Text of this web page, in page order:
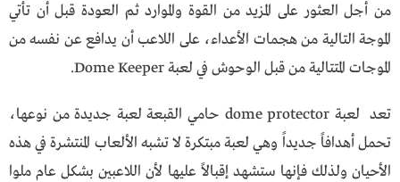
من أجل العثور على المزيد من القوة والموارد ثم العودة قبل أن تأتي
الموجة التالية من هجمات الأعداء، على اللاعب أن يدافع عن نفسه من
الموجات المتتالية من قبل الوحوش في لعبة Dome Keeper.
تعد لعبة dome protector حامي القبعة لعبة جديدة من نوعها،
تحمل أهدافاً جديداً وهي لعبة مبتكرة لا تشبه الألعاب المنتشرة في هذه
الأحيان ولذلك فإنها ستشهد إقبالاً عليها لأن اللاعبين بشكل عام ملوا